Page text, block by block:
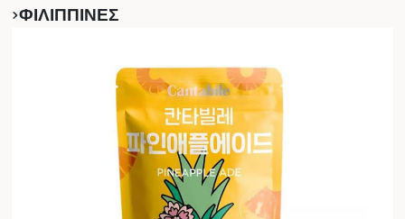
ΦΙΛΙΠΠΙΝΕΣ